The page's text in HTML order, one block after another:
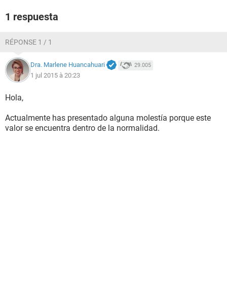
1 respuesta
RÉPONSE 1 / 1
Dra. Marlene Huancahuari 29.005
1 jul 2015 à 20:23
Hola,
Actualmente has presentado alguna molestía porque este
valor se encuentra dentro de la normalidad.